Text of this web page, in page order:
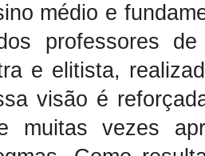
médio e
professores
e elitista,
visão é
muitas vezes